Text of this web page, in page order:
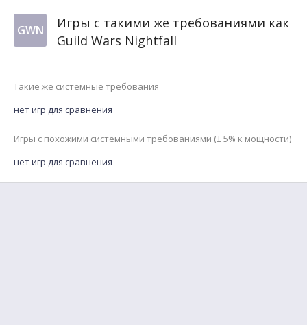
GWN
Игры с такими же требованиями как
Guild Wars Nightfall
Такие же системные требования
нет игр для сравнения
Игры с похожими системными требованиями (± 5% к мощности)
нет игр для сравнения